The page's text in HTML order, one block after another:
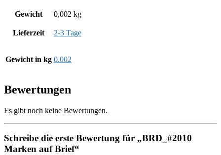
Gewicht 0,002 kg
Lieferzeit 2-3 Tage
Gewicht in kg 0.002
Bewertungen
Es gibt noch keine Bewertungen.
Schreibe die erste Bewertung für „BRD_#2010
Marken auf Brief“